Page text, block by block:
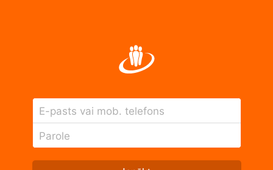
E-pasts vai mob. telefons
Parole